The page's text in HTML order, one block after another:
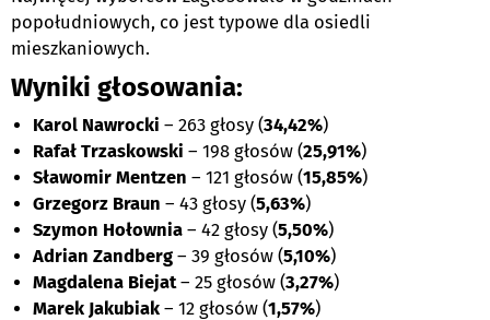
popołudniowych, co jest typowe dla osiedli
mieszkaniowych.
Wyniki głosowania:
Karol Nawrocki – 263 głosy (34,42%)
Rafał Trzaskowski – 198 głosów (25,91%)
Sławomir Mentzen – 121 głosów (15,85%)
Grzegorz Braun – 43 głosy (5,63%)
Szymon Hołownia – 42 głosy (5,50%)
Adrian Zandberg – 39 głosów (5,10%)
Magdalena Biejat– 25 głosów (3,27%)
Marek Jakubiak – 12 głosów (1,57%)